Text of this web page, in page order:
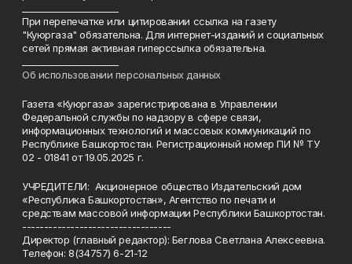
При перепечатке или цитировании ссылка на газету
"Куюргаза" обязательна. Для интернет-изданий и социальных
сетей прямая активная гиперссылка обязательна.
Об использовании персональных данных
Газета «Куюргаза» зарегистрирована в Управлении
Федеральной службы по надзору в сфере связи,
информационных технологий и массовых коммуникаций по
Республике Башкортостан. Регистрационный номер ПИ № ТУ
02 - 01841 от 19.05.2025 г.
УЧРЕДИТЕЛИ: Акционерное общество Издательский дом
«Республика Башкортостан», Агентство по печати и
средствам массовой информации Республики Башкортостан.
----------------------------------
Директор (главный редактор): Беглова Светлана Алексеевна.
Телефон: 8(34757) 6-21-12